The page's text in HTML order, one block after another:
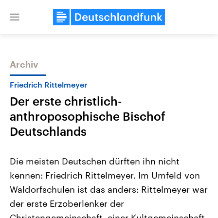
Close
Themen
2026
Alle Informationen
Sachsen-Anhalt wählt am 6.
September 2026 einen neuen
Landtag. Seit 2021 wird das
Bundesland von einer Koalition aus
Aktuelle Beiträge,
Hintergründe
Wirtschaftlich und
mit großem Einfluss auf
Archiv
Friedrich Rittelmeyer
Der erste christlich-
anthroposophische Bischof
Deutschlands
Die meisten Deutschen dürften ihn nicht
kennen: Friedrich Rittelmeyer. Im Umfeld von
Waldorfschulen ist das anders: Rittelmeyer war
der erste Erzoberlenker der